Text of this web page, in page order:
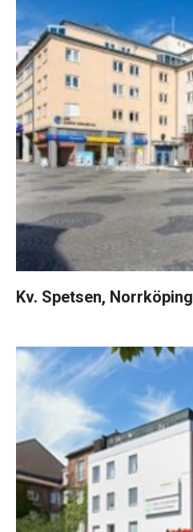
Kv. Spetsen, Norrköping